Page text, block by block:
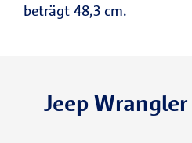
beträgt 48,3 cm.
Jeep Wrangler